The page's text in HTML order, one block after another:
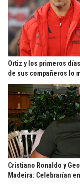
Ortiz y los primeros
de sus compañeros lo
Cristiano Ronaldo y
Madeira: Celebrarían